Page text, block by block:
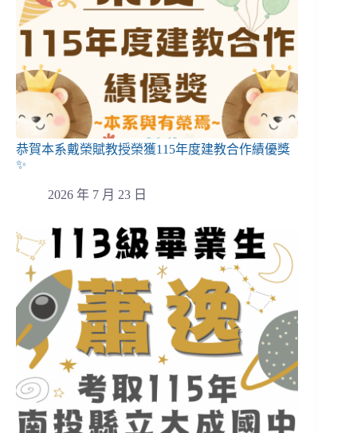
恭賀本系戴榮賦教授榮獲115年度建教合作績優獎
✨
2026 年 7 月 23 日